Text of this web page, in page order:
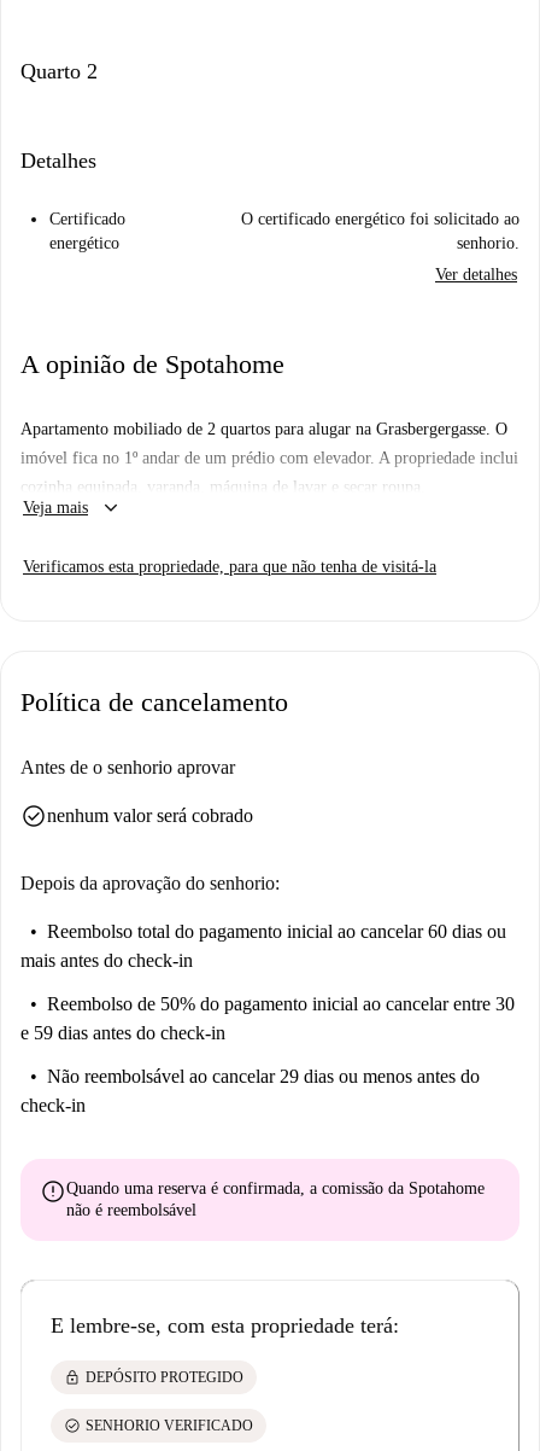
Quarto 2
Detalhes
Certificado
energético
O certificado energético foi solicitado ao
senhorio.
Ver detalhes
A opinião de Spotahome
Apartamento mobiliado de 2 quartos para alugar na Grasbergergasse. O
imóvel fica no 1º andar de um prédio com elevador. A propriedade inclui
cozinha equipada, varanda, máquina de lavar e secar roupa.
Veja mais
keyboard_arrow_down
Verificamos esta propriedade, para que não tenha de visitá-la
Política de cancelamento
Antes de o senhorio aprovar
check_circlenenhum valor será cobrado
Depois da aprovação do senhorio:
Reembolso total do pagamento inicial ao cancelar 60 dias ou
mais antes do check-in
Reembolso de 50% do pagamento inicial ao cancelar entre 30
e 59 dias antes do check-in
Não reembolsável ao cancelar 29 dias ou menos antes do
check-in
errorQuando uma reserva é confirmada, a comissão da Spotahome
não é reembolsável
E lembre-se, com esta propriedade terá:
lock DEPÓSITO PROTEGIDO
check_circle SENHORIO VERIFICADO